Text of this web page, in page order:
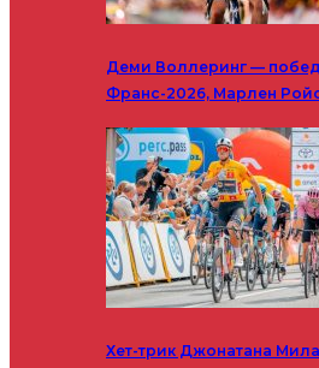
Деми Воллеринг —
Франс-2026, Марлен
Хет-трик Джонатана